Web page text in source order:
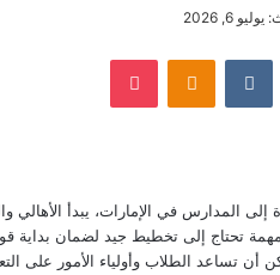
6, 2026
المدارس في الإمارات، يبدأ الأهالي
تحتاج إلى تخطيط جيد لضمان بداية
أن تساعد الطلاب وأولياء الأمور على